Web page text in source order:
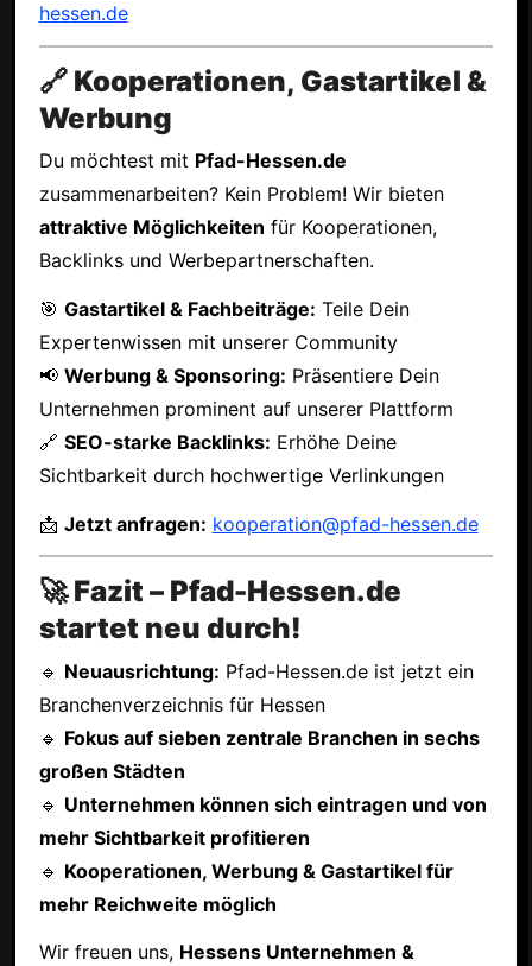
hessen.de
🔗 Kooperationen, Gastartikel &
Werbung
Du möchtest mit Pfad-Hessen.de
zusammenarbeiten? Kein Problem! Wir bieten
attraktive Möglichkeiten für Kooperationen,
Backlinks und Werbepartnerschaften.
🎯 Gastartikel & Fachbeiträge: Teile Dein
Expertenwissen mit unserer Community
📢 Werbung & Sponsoring: Präsentiere Dein
Unternehmen prominent auf unserer Plattform
🔗 SEO-starke Backlinks: Erhöhe Deine
Sichtbarkeit durch hochwertige Verlinkungen
📩 Jetzt anfragen: kooperation@pfad-hessen.de
🚀 Fazit – Pfad-Hessen.de
startet neu durch!
🔹 Neuausrichtung: Pfad-Hessen.de ist jetzt ein
Branchenverzeichnis für Hessen
🔹 Fokus auf sieben zentrale Branchen in sechs
großen Städten
🔹 Unternehmen können sich eintragen und von
mehr Sichtbarkeit profitieren
🔹 Kooperationen, Werbung & Gastartikel für
mehr Reichweite möglich
Wir freuen uns, Hessens Unternehmen &